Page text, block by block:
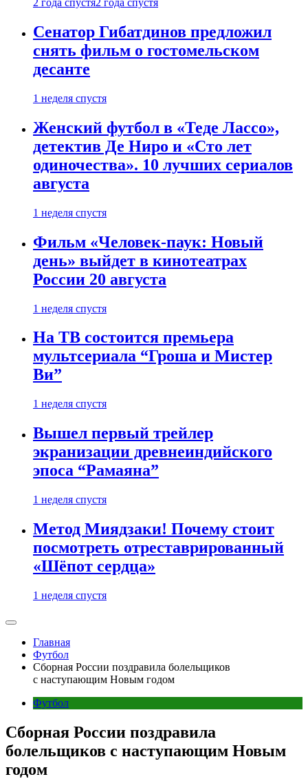
2 года спустя2 года спустя
Сенатор Гибатдинов предложил
снять фильм о гостомельском
десанте
1 неделя спустя
Женский футбол в «Теде Лассо»,
детектив Де Ниро и «Сто лет
одиночества». 10 лучших сериалов
августа
1 неделя спустя
Фильм «Человек-паук: Новый
день» выйдет в кинотеатрах
России 20 августа
1 неделя спустя
На ТВ состоится премьера
мультсериала “Гроша и Мистер
Ви”
1 неделя спустя
Вышел первый трейлер
экранизации древнеиндийского
эпоса “Рамаяна”
1 неделя спустя
Метод Миядзаки! Почему стоит
посмотреть отреставрированный
«Шёпот сердца»
1 неделя спустя
Главная
Футбол
Сборная России поздравила болельщиков
с наступающим Новым годом
Футбол
Сборная России поздравила
болельщиков с наступающим Новым
годом